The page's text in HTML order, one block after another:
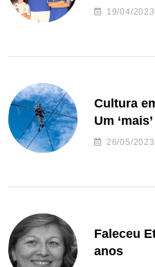
de19/04/2023
Cultura
Um
26/05/2023
Faleceu
anos